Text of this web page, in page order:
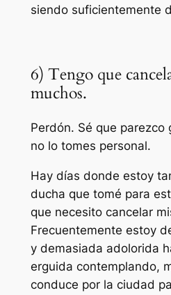
siendo suficientemente
6) Tengo que
muchos.
Perdón. Sé que parezco
no lo tomes personal.
Hay días donde estoy
ducha que tomé para
que necesito cancelar
Frecuentemente estoy
y demasiada adolorida
erguida contemplando,
conduce por la ciudad